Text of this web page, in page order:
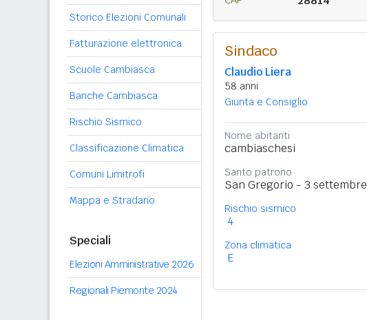
Storico Elezioni Comunali
Fatturazione elettronica
Scuole Cambiasca
Banche Cambiasca
Rischio Sismico
Classificazione Climatica
Comuni Limitrofi
Mappa e Stradario
Speciali
Elezioni Amministrative 2026
Regionali Piemonte 2024
Sindaco
Claudio Liera
58 anni
Giunta e Consiglio
Nome abitanti
cambiaschesi
Santo patrono
San Gregorio - 3 settembre
Rischio sismico
4
Zona climatica
E